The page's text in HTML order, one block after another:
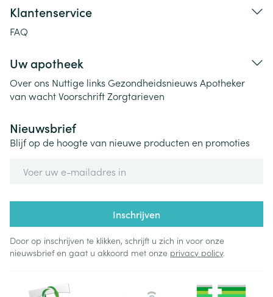
Klantenservice
FAQ
Uw apotheek
Over ons Nuttige links Gezondheidsnieuws Apotheker
van wachtVoorschriftZorgtarieven
Nieuwsbrief
Blijf op de hoogte van nieuwe producten en promoties
Inschrijven
Door op inschrijven te klikken, schrijft u zich in voor onze
nieuwsbrief en gaat u akkoord met onze privacy policy.